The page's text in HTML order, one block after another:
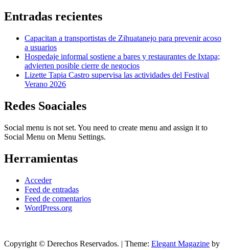
Entradas recientes
Capacitan a transportistas de Zihuatanejo para prevenir acoso
a usuarios
Hospedaje informal sostiene a bares y restaurantes de Ixtapa;
advierten posible cierre de negocios
Lizette Tapia Castro supervisa las actividades del Festival
Verano 2026
Redes Soaciales
Social menu is not set. You need to create menu and assign it to
Social Menu on Menu Settings.
Herramientas
Acceder
Feed de entradas
Feed de comentarios
WordPress.org
Copyright © Derechos Reservados. | Theme: Elegant Magazine by